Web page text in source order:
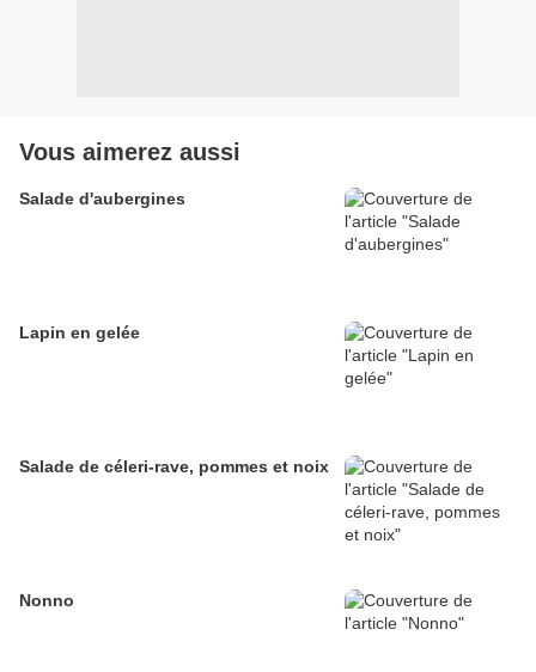
Vous aimerez aussi
Salade d'aubergines
Lapin en gelée
Salade de céleri-rave, pommes et noix
Nonno